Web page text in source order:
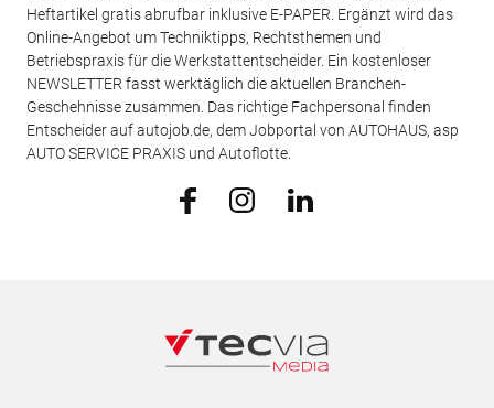
Heftartikel gratis abrufbar inklusive E-PAPER. Ergänzt wird das
Online-Angebot um Techniktipps, Rechtsthemen und
Betriebspraxis für die Werkstattentscheider. Ein kostenloser
NEWSLETTER fasst werktäglich die aktuellen Branchen-
Geschehnisse zusammen. Das richtige Fachpersonal finden
Entscheider auf autojob.de, dem Jobportal von AUTOHAUS, asp
AUTO SERVICE PRAXIS und Autoflotte.